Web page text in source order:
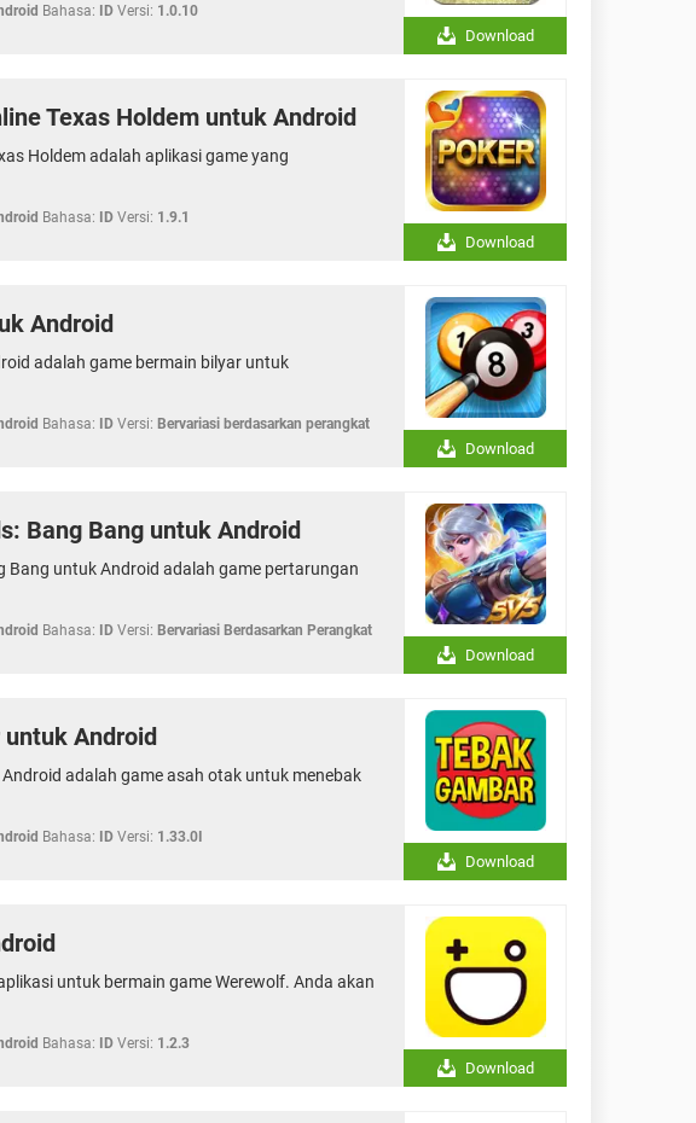
Bahasa: ID Versi: 1.0.10
Download
Texas Holdem untuk Android
Holdem adalah aplikasi game yang
Bahasa: ID Versi: 1.9.1
Download
Android
adalah game bermain bilyar untuk
Bahasa: ID Versi: Bervariasi berdasarkan perangkat
Download
Bang Bang untuk Android
Bang untuk Android adalah game pertarungan
Bahasa: ID Versi: Bervariasi Berdasarkan Perangkat
Download
untuk Android
adalah game asah otak untuk menebak
Bahasa: ID Versi: 1.33.0I
Download
untuk bermain game Werewolf. Anda akan
Bahasa: ID Versi: 1.2.3
Download